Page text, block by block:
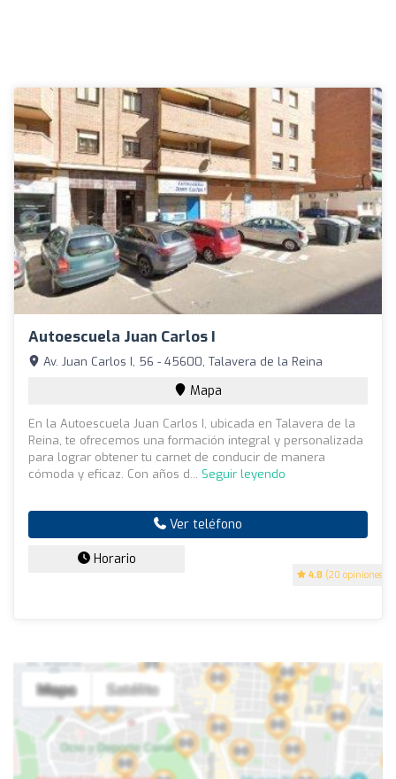
Autoescuela Juan Carlos I
4.8 (20 opiniones)
Av. Juan Carlos I, 56 - 45600, Talavera de la Reina
Mapa
En la Autoescuela Juan Carlos I, ubicada en Talavera de la
Reina, te ofrecemos una formación integral y personalizada
para lograr obtener tu carnet de conducir de manera
cómoda y eficaz. Con años d... Seguir leyendo
Ver teléfono
Horario